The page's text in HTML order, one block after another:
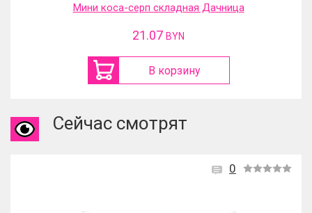
Мини коса-серп складная Дачница
21.07 BYN
В корзину
Сейчас смотрят
0